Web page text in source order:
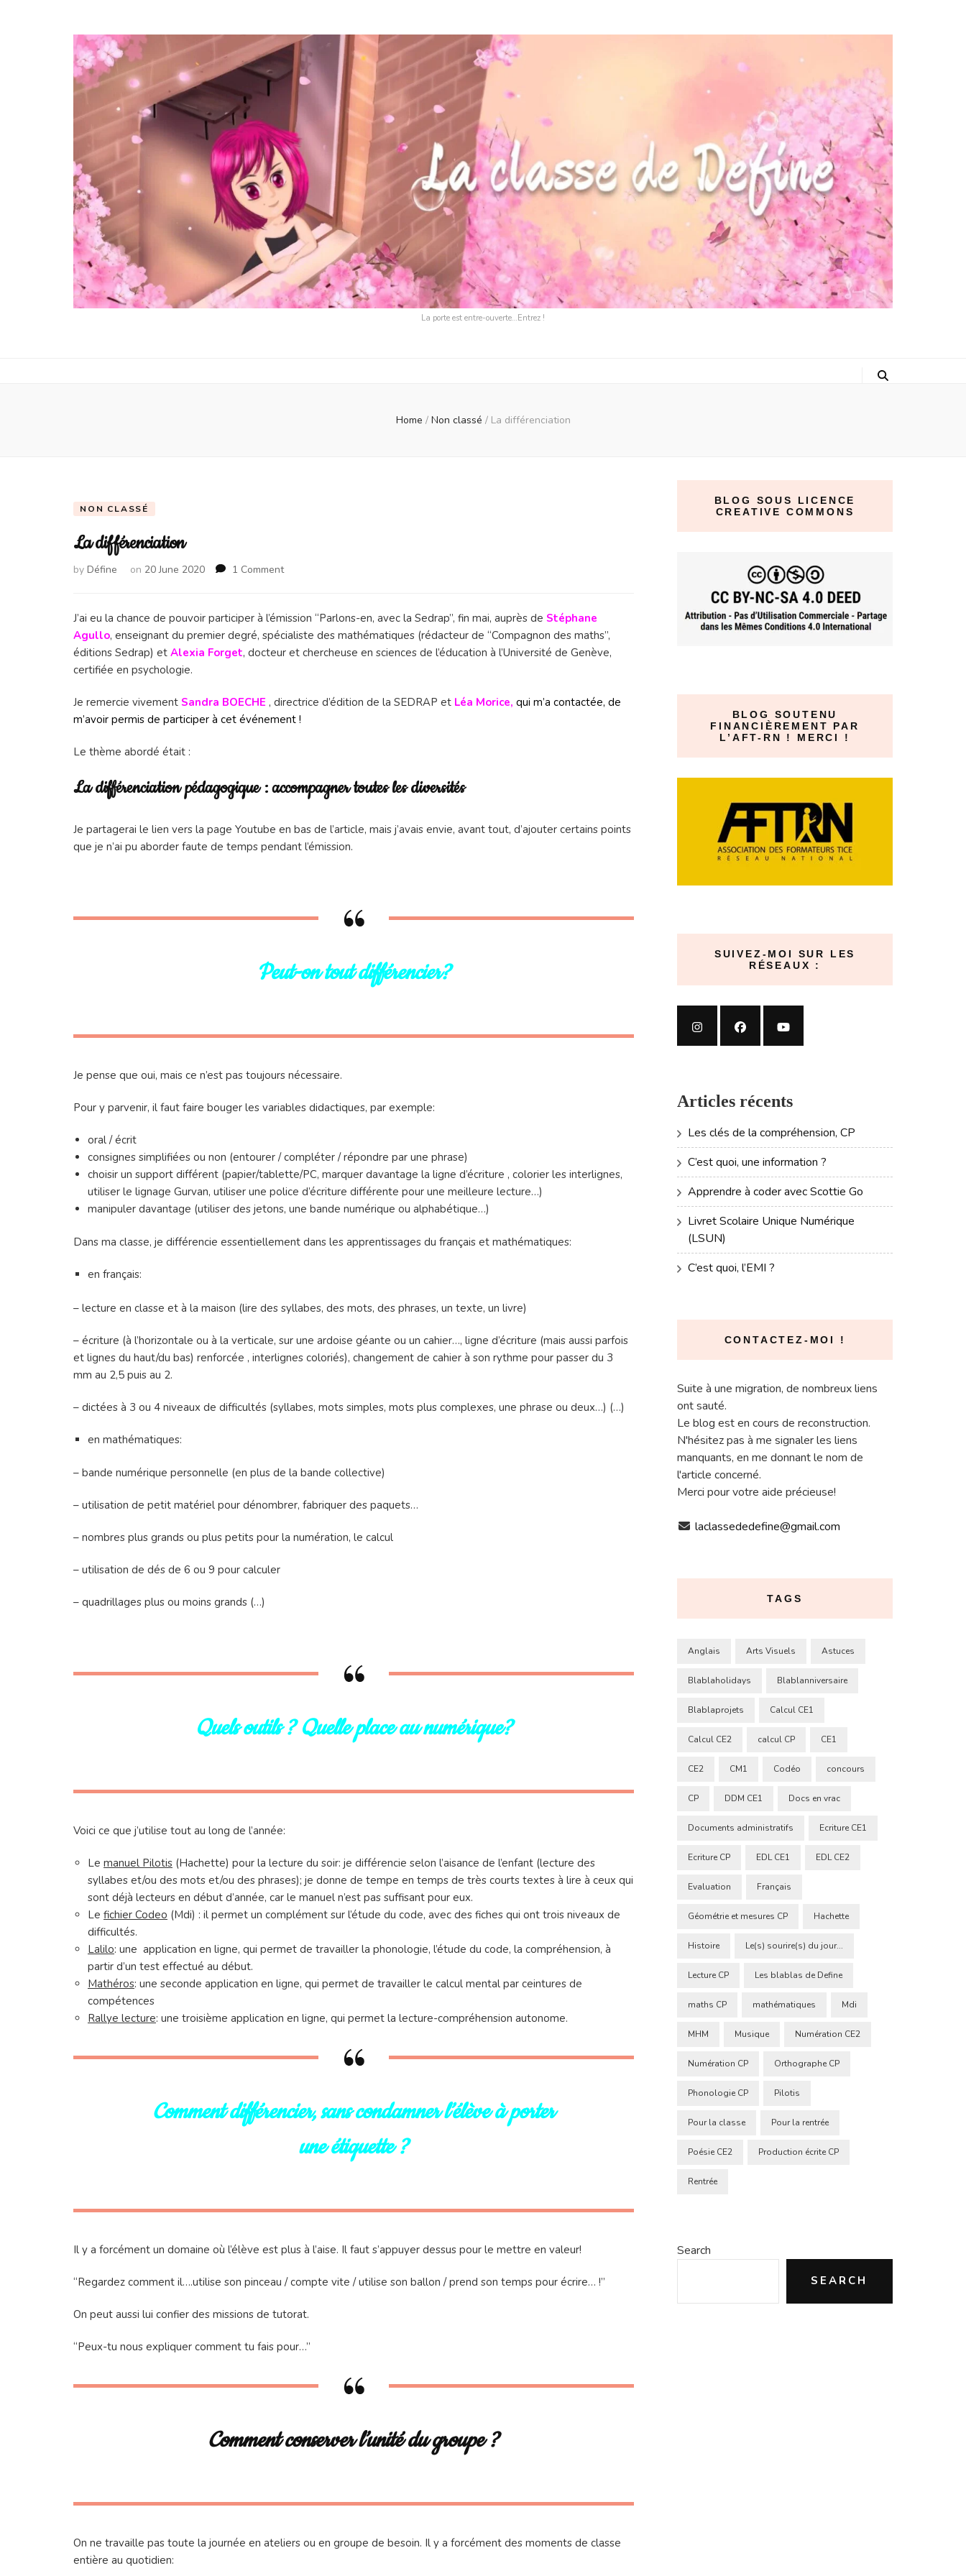
La porte est entre-ouverte…Entrez !
Home / Non classé / La différenciation
NON CLASSÉ
La différenciation
by Défine on 20 June 2020 1 Commenton
J’ai eu la chance de pouvoir participer à l’émission “Parlons-en, avec la Sedrap”, fin mai, auprès de Stéphane
Agullo, enseignant du premier degré, spécialiste des mathématiques (rédacteur de “Compagnon des maths”,
éditions Sedrap) et Alexia Forget, docteur et chercheuse en sciences de l’éducation à l’Université de Genève,
certifiée en psychologie.
Je remercie vivement Sandra BOECHE , directrice d’édition de la SEDRAP et Léa Morice, qui m’a contactée, de
m’avoir permis de participer à cet événement !
Le thème abordé était :
La différenciation pédagogique : accompagner toutes les diversités
Je partagerai le lien vers la page Youtube en bas de l’article, mais j’avais envie, avant tout, d’ajouter certains points
que je n’ai pu aborder faute de temps pendant l’émission.
Peut-on tout différencier?
Je pense que oui, mais ce n’est pas toujours nécessaire.
Pour y parvenir, il faut faire bouger les variables didactiques, par exemple:
oral / écrit
consignes simplifiées ou non (entourer / compléter / répondre par une phrase)
choisir un support différent (papier/tablette/PC, marquer davantage la ligne d’écriture , colorier les interlignes,
utiliser le lignage Gurvan, utiliser une police d’écriture différente pour une meilleure lecture…)
manipuler davantage (utiliser des jetons, une bande numérique ou alphabétique…)
Dans ma classe, je différencie essentiellement dans les apprentissages du français et mathématiques:
en français:
– lecture en classe et à la maison (lire des syllabes, des mots, des phrases, un texte, un livre)
– écriture (à l’horizontale ou à la verticale, sur une ardoise géante ou un cahier…, ligne d’écriture (mais aussi parfois
et lignes du haut/du bas) renforcée , interlignes coloriés), changement de cahier à son rythme pour passer du 3
mm au 2,5 puis au 2.
– dictées à 3 ou 4 niveaux de difficultés (syllabes, mots simples, mots plus complexes, une phrase ou deux…) (…)
en mathématiques:
– bande numérique personnelle (en plus de la bande collective)
– utilisation de petit matériel pour dénombrer, fabriquer des paquets…
– nombres plus grands ou plus petits pour la numération, le calcul
– utilisation de dés de 6 ou 9 pour calculer
– quadrillages plus ou moins grands (…)
Quels outils ? Quelle place au numérique?
Voici ce que j’utilise tout au long de l’année:
Le manuel Pilotis (Hachette) pour la lecture du soir: je différencie selon l’aisance de l’enfant (lecture des
syllabes et/ou des mots et/ou des phrases); je donne de tempe en temps de très courts textes à lire à ceux qui
sont déjà lecteurs en début d’année, car le manuel n’est pas suffisant pour eux.
Le fichier Codeo (Mdi) : il permet un complément sur l’étude du code, avec des fiches qui ont trois niveaux de
difficultés.
Lalilo: une application en ligne, qui permet de travailler la phonologie, l’étude du code, la compréhension, à
partir d’un test effectué au début.
Mathéros: une seconde application en ligne, qui permet de travailler le calcul mental par ceintures de
compétences
Rallye lecture: une troisième application en ligne, qui permet la lecture-compréhension autonome.
Comment différencier, sans condamner l’élève à porter
une étiquette ?
Il y a forcément un domaine où l’élève est plus à l’aise. Il faut s’appuyer dessus pour le mettre en valeur!
“Regardez comment il….utilise son pinceau / compte vite / utilise son ballon / prend son temps pour écrire… !”
On peut aussi lui confier des missions de tutorat.
“Peux-tu nous expliquer comment tu fais pour…”
Comment conserver l’unité du groupe ?
On ne travaille pas toute la journée en ateliers ou en groupe de besoin. Il y a forcément des moments de classe
entière au quotidien:
BLOG SOUS LICENCE
CREATIVE COMMONS
BLOG SOUTENU
FINANCIÈREMENT PAR
L’AFT-RN ! MERCI !
SUIVEZ-MOI SUR LES
RÉSEAUX :
Articles récents
Les clés de la compréhension, CP
C’est quoi, une information ?
Apprendre à coder avec Scottie Go
Livret Scolaire Unique Numérique
(LSUN)
C’est quoi, l’EMI ?
CONTACTEZ-MOI !
Suite à une migration, de nombreux liens
ont sauté.
Le blog est en cours de reconstruction.
N'hésitez pas à me signaler les liens
manquants, en me donnant le nom de
l'article concerné.
Merci pour votre aide précieuse!
laclassededefine@gmail.com
TAGS
Anglais Arts Visuels Astuces
Blablaholidays Blablanniversaire
Blablaprojets Calcul CE1
Calcul CE2 calcul CP CE1
CE2 CM1 Codéo concours
CP DDM CE1 Docs en vrac
Documents administratifs Ecriture CE1
Ecriture CP EDL CE1 EDL CE2
Evaluation Français
Géométrie et mesures CP Hachette
Histoire Le(s) sourire(s) du jour...
Lecture CP Les blablas de Define
maths CP mathématiques Mdi
MHM Musique Numération CE2
Numération CP Orthographe CP
Phonologie CP Pilotis
Pour la classe Pour la rentrée
Poésie CE2 Production écrite CP
Rentrée
Search
SEARCH